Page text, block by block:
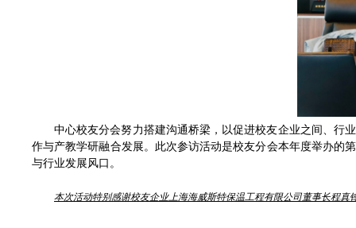
中心校友分会努力搭建沟通桥梁，以促进校友企业之间、行
作与产教学研融合发展。此次参访活动是校友分会本年度举办的
与行业发展风口。
本次活动特别感谢校友企业上海海威斯特保温工程有限公司董事长程真